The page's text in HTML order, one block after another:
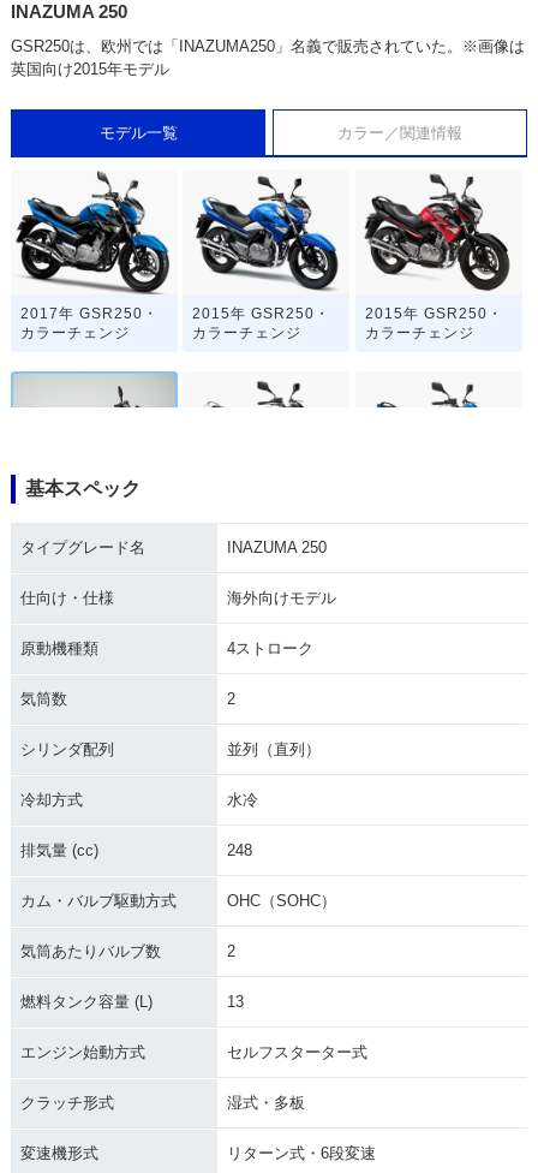
INAZUMA 250
GSR250は、欧州では「INAZUMA250」名義で販売されていた。※画像は
英国向け2015年モデル
モデル一覧 カラー／関連情報
2017年 GSR250・
カラーチェンジ
2015年 GSR250・
カラーチェンジ
2015年 GSR250・
カラーチェンジ
基本スペック
タイプグレード名 INAZUMA 250
仕向け・仕様 海外向けモデル
原動機種類 4ストローク
気筒数 2
シリンダ配列 並列（直列）
冷却方式 水冷
排気量 (cc) 248
カム・バルブ駆動方式 OHC（SOHC）
気筒あたりバルブ数 2
燃料タンク容量 (L) 13
エンジン始動方式 セルフスターター式
クラッチ形式 湿式・多板
変速機形式 リターン式・6段変速